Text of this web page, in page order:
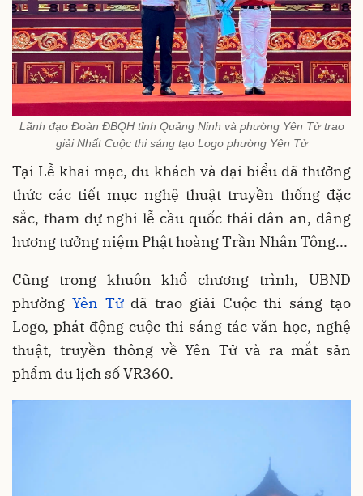
Lãnh đạo Đoàn ĐBQH tỉnh Quảng Ninh và phường Yên Tử trao
giải Nhất Cuộc thi sáng tạo Logo phường Yên Tử
Tại Lễ khai mạc, du khách và đại biểu đã thưởng
thức các tiết mục nghệ thuật truyền thống đặc
sắc, tham dự nghi lễ cầu quốc thái dân an, dâng
hương tưởng niệm Phật hoàng Trần Nhân Tông...
Cũng trong khuôn khổ chương trình, UBND
phường Yên Tửđã trao giải Cuộc thi sáng tạo
Logo, phát động cuộc thi sáng tác văn học, nghệ
thuật, truyền thông về Yên Tử và ra mắt sản
phẩm du lịch số VR360.